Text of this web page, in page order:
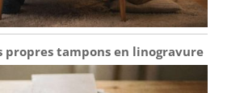
propres tampons en linogravure